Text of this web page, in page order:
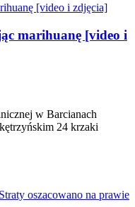
marihuanę [video i
w Barcianach
24 krzaki